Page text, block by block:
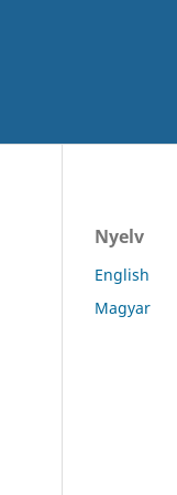
Nyelv
English
Magyar